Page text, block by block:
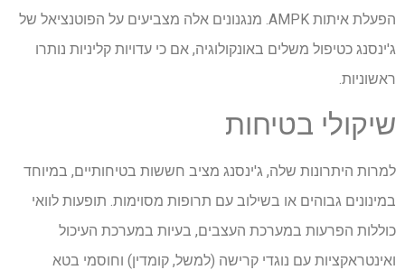
הפעלת איתות AMPK. מנגנונים אלה מצביעים על הפוטנציאל של
ג'ינסנג כטיפול משלים באונקולוגיה, אם כי עדויות קליניות נותרו
ראשוניות.
שיקולי בטיחות
למרות היתרונות שלה, ג'ינסנג מציב חששות בטיחותיים, במיוחד
במינונים גבוהים או בשילוב עם תרופות מסוימות. תופעות לוואי
כוללות הפרעות במערכת העצבים, בעיות במערכת העיכול
ואינטראקציות עם נוגדי קרישה (למשל, קומדין) וחוסמי בטא